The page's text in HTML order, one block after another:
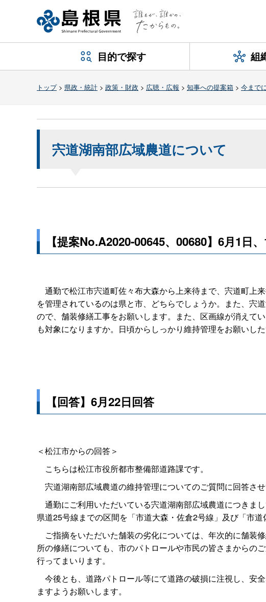
目的で探す 組
トップ> 県政・統計 > 政策・財政 > 広聴・広報 > 知事への提案箱 > 今まで
宍道湖南部広域農道について
【提案No.A2020-00645、00680】6月1日
通勤で松江市宍道町佐々布大森から上来待まで、宍道町上
を管理されているのは県と市、どちらでしょうか。また、宍
ので、舗装修繕工事をお願いします。また、区画線が消えて
も対象になりますか。日頃からしっかり維持管理をお願いした
【回答】6月22日回答
＜松江市からの回答＞
こちらは松江市役所都市整備部道路課です。
宍道湖南部広域農道の維持管理についてのご質問に回答させ
通勤にご利用いただいている宍道湖南部広域農道につきま
県道25号線までの区間を「市道大森・佐倉2号線」及び「市
ご指摘をいただいた舗装の劣化については、年次的に舗装
所の修繕についても、市のパトロールや市民の皆さまからの
行ってまいります。
今後とも、道路パトロール等にて道路の破損に注視し、安
ますようお願いします。